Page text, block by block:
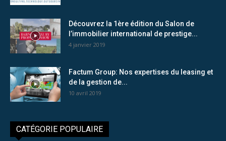
Découvrez la 1ère édition du Salon de
l’immobilier international de prestige...
4 janvier 2019
Factum Group: Nos expertises du leasing et
de la gestion de...
10 avril 2019
CATÉGORIE POPULAIRE